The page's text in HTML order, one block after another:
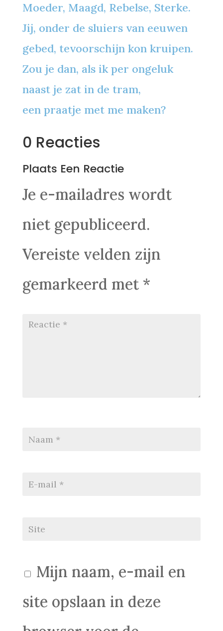
Moeder, Maagd, Rebelse, Sterke.
Jij, onder de sluiers van eeuwen
gebed, tevoorschijn kon kruipen.
Zou je dan, als ik per ongeluk
naast je zat in de tram,
een praatje met me maken?
0 Reacties
Plaats Een Reactie
Je e-mailadres wordt
niet gepubliceerd.
Vereiste velden zijn
gemarkeerd met *
Mijn naam, e-mail en
site opslaan in deze